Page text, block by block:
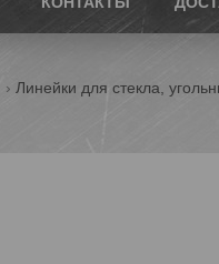
Линейки для стекла,